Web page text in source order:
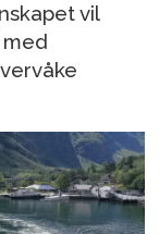
vil